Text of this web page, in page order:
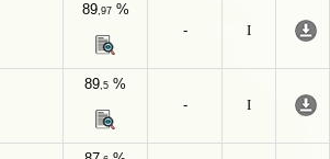
89,97%
-
I
89,5 %
-
I